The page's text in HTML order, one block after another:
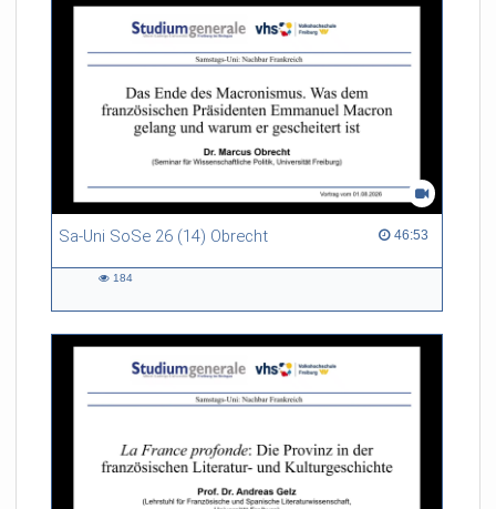
Sa-Uni SoSe 26 (14) Obrecht 46:53
46:53 duration
184